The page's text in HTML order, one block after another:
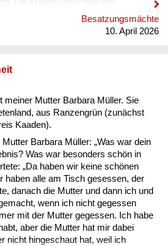
ableisten. Damals war es
vor dem 21. Lebensjahr nicht
wenn er ein Kind hatte. Nach dem
die siegreichen Mächte konnten
eine Ware. So kamen Russen oder
M...
Besatzungsmächte
10. April 2026
meiner Mutter Barbara Müller. Sie
aus Ranzengrün (zunächst
Kaaden).
Barbara Müller: „Was war dein
Was war besonders schön in
„Da haben wir keine schönen
haben alle am Tisch gesessen, der
danach die Mutter und dann ich und
wenn ich nicht gegessen
mit der Mutter gegessen. Ich habe
aber die Mutter hat mir dabei
nicht hingeschaut hat, weil ich